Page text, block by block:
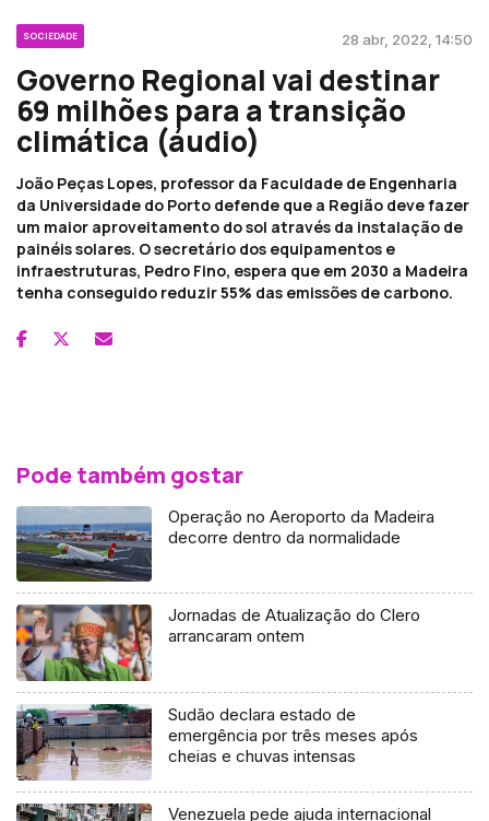
SOCIEDADE 28 abr, 2022, 14:50
Governo Regional vai destinar
69 milhões para a transição
climática (áudio)
João Peças Lopes, professor da Faculdade de Engenharia
da Universidade do Porto defende que a Região deve fazer
um maior aproveitamento do sol através da instalação de
painéis solares. O secretário dos equipamentos e
infraestruturas, Pedro Fino, espera que em 2030 a Madeira
tenha conseguido reduzir 55% das emissões de carbono.
Pode também gostar
Operação no Aeroporto da Madeira
decorre dentro da normalidade
Jornadas de Atualização do Clero
arrancaram ontem
Sudão declara estado de
emergência por três meses após
cheias e chuvas intensas
Venezuela pede ajuda internacional